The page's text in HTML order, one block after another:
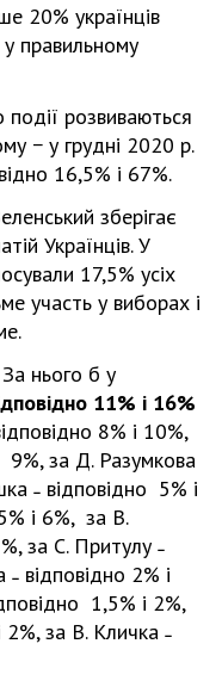
20% українців
правильному
розвиваються
− у грудні 2020 р.
16,5% і 67%.
зберігає
Українців. У
17,5% усіх
участь у виборах і
нього б у
11% і 16%
8% і 10%,
9%, за Д. Разумкова
˗ відповідно 5% і
і 6%, за В.
за С. Притулу ˗
відповідно 2% і
1,5% і 2%,
2%, за В. Кличка ˗